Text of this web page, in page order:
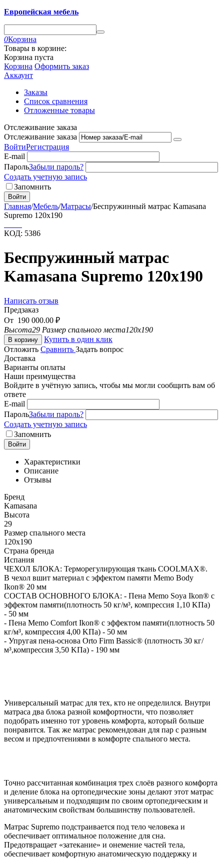
Европейская мебель
0Корзина
Товары в корзине:
Корзина пуста
Корзина Оформить заказ
Аккаунт
Заказы
Список сравнения
Отложенные товары
Отслеживание заказа
Отслеживание заказа
ВойтиРегистрация
E-mail
ПарольЗабыли пароль?
Создать учетную запись
Запомнить
Войти
Главная/Мебель/Матрасы/Беспружинный матрас Kamasana
Supremo 120x190
КОД: 5386
Беспружинный матрас
Kamasana Supremo 120x190
Написать отзыв
Предзаказ
От 190 000.00 ₽
Высота29 Размер спального места120x190
В корзину
Купить в один клик
Отложить Сравнить Задать вопрос
Доставка
Варианты оплаты
Наши преимущества
Войдите в учётную запись, чтобы мы могли сообщить вам об
ответе
E-mail
ПарольЗабыли пароль?
Создать учетную запись
Запомнить
Войти
Характеристики
Описание
Отзывы
Бренд
Kamasana
Высота
29
Размер спального места
120x190
Страна бренда
Испания
ЧЕХОЛ БЛОКА: Терморегулирующая ткань COOLMAX®.
В чехол вшит материал с эффектом памяти Memo Body
Ikon® 20 мм
СОСТАВ ОСНОВНОГО БЛОКА: - Пена Memo Soya Ikon® c
эффектом памяти(плотность 50 кг/м³, компрессия 1,10 KПa)
- 50 мм
- Пена Memo Comfort Ikon® c эффектом памяти(плотность 50
кг/м³, компрессия 4,00 KПa) - 50 мм
- Упругая пена-основа Orto Firm Bassic® (плотность 30 кг/
м³,компрессия 3,50 KПa) - 190 мм
Универсальный матрас для тех, кто не определился. Внутри
матраса два блока разной комфортности, что позволяет
подобрать именно тот уровень комфорта, который больше
понравится. Так же матрас рекомендован для пар с разным
весом и предпочтениями в комфорте спального места.
Точно рассчитанная комбинация трех слоёв разного комфорта
и деление блока на ортопедические зоны делают этот матрас
универсальным и подходящим по своим ортопедическим и
анатомическим свойствам большинству пользователей.
Матрас Supremo подстраивается под тело человека и
обеспечивает оптимальное положение для сна.
Предотвращает «затекание» и онемение частей тела,
обеспечивает комфортную анатомическую поддержку и